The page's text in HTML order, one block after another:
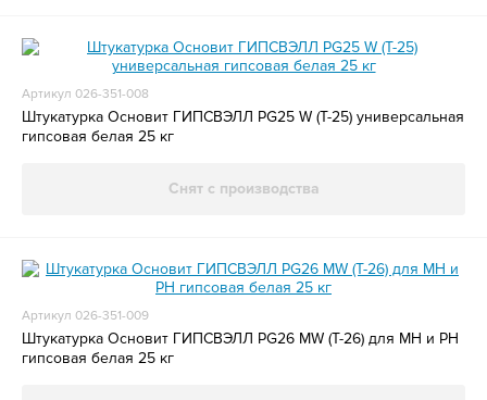
Артикул 026-351-008
Штукатурка Основит ГИПСВЭЛЛ PG25 W (Т-25) универсальная
гипсовая белая 25 кг
Снят с производства
Артикул 026-351-009
Штукатурка Основит ГИПСВЭЛЛ PG26 MW (Т-26) для МН и РН
гипсовая белая 25 кг